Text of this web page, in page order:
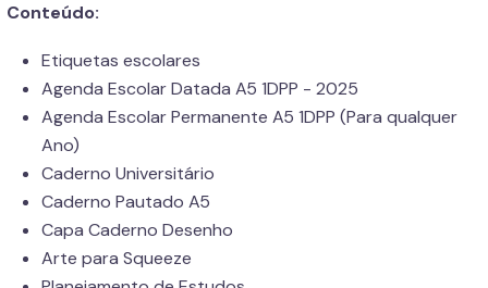
Conteúdo:
Etiquetas escolares
Agenda Escolar Datada A5 1DPP - 2025
Agenda Escolar Permanente A5 1DPP (Para qualquer
Ano)
Caderno Universitário
Caderno Pautado A5
Capa Caderno Desenho
Arte para Squeeze